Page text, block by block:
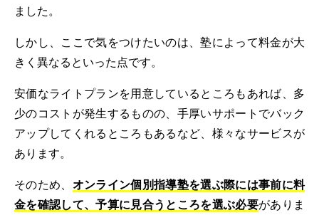
ました。
しかし、ここで気をつけたいのは、塾によって料金が大
きく異なるといった点です。
安価なライトプランを用意しているところもあれば、多
少のコストが発生するものの、手厚いサポートでバック
アップしてくれるところもあるなど、様々なサービスが
あります。
そのため、 オンライン個別指導塾を選ぶ際には事前に料
金を確認して、予算に見合うところを選ぶ必要がありま